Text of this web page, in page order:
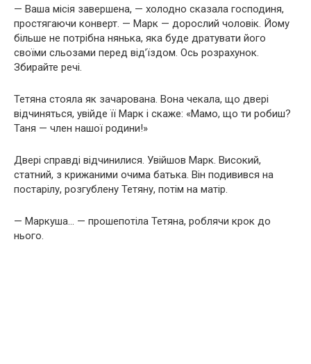
— Ваша місія завершена, — холодно сказала господиня,
простягаючи конверт. — Марк — дорослий чоловік. Йому
більше не потрібна нянька, яка буде дратувати його
своїми сльозами перед від’їздом. Ось розрахунок.
Збирайте речі.
Тетяна стояла як зачарована. Вона чекала, що двері
відчиняться, увійде її Марк і скаже: «Мамо, що ти робиш?
Таня — член нашої родини!»
Двері справді відчинилися. Увійшов Марк. Високий,
статний, з крижаними очима батька. Він подивився на
постарілу, розгублену Тетяну, потім на матір.
— Маркуша… — прошепотіла Тетяна, роблячи крок до
нього.